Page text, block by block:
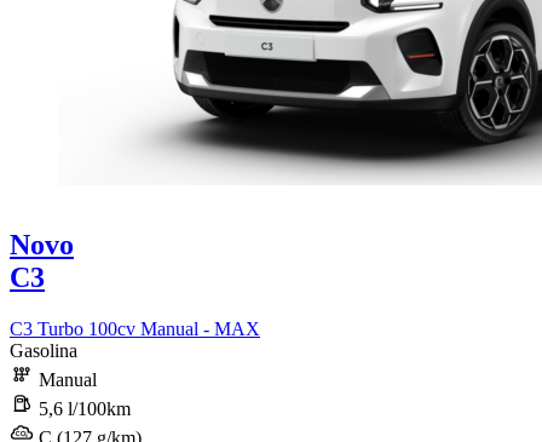
Novo
C3
C3 Turbo 100cv Manual - MAX
Gasolina
Manual
5,6 l/100km
C (127 g/km)